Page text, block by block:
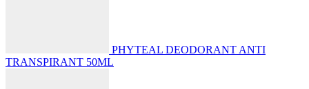
PHYTEAL DEODORANT ANTI
TRANSPIRANT 50ML